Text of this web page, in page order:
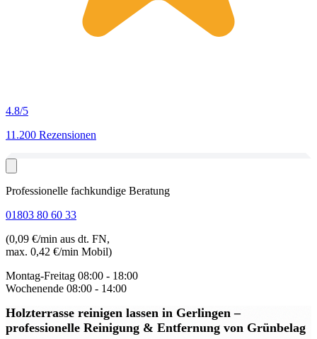
4.8/5
11.200 Rezensionen
Professionelle fachkundige Beratung
01803 80 60 33
(0,09 €/min aus dt. FN,
max. 0,42 €/min Mobil)
Montag-Freitag 08:00 - 18:00
Wochenende 08:00 - 14:00
Holzterrasse reinigen lassen in Gerlingen–
professionelle Reinigung & Entfernung von Grünbelag